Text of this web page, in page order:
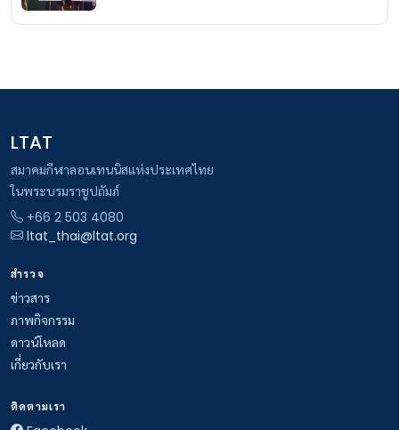
LTAT
สมาคมกีฬาลอนเทนนิสแห่งประเทศไทย
ในพระบรมราชูปถัมภ์
+66 2 503 4080
ltat_thai@ltat.org
สำรวจ
ข่าวสาร
ภาพกิจกรรม
ดาวน์โหลด
เกี่ยวกับเรา
ติดตามเรา